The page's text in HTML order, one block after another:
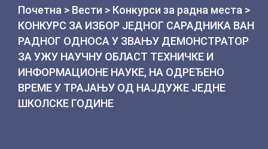
Почетна > Вести > Конкурси за радна места >
КОНКУРС ЗА ИЗБОР ЈЕДНОГ САРАДНИКА ВАН
РАДНОГ ОДНОСА У ЗВАЊУ ДЕМОНСТРАТОР
ЗА УЖУ НАУЧНУ ОБЛАСТ ТЕХНИЧКЕ И
ИНФОРМАЦИОНЕ НАУКЕ, НА ОДРЕЂЕНО
ВРЕМЕ У ТРАЈАЊУ ОД НАЈДУЖЕ ЈЕДНЕ
ШКОЛСКЕ ГОДИНЕ